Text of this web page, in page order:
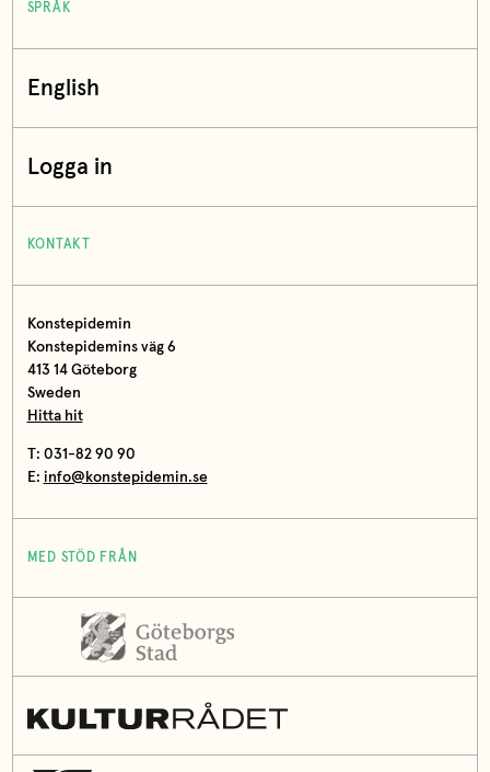
SPRÅK
English
Logga in
KONTAKT
Konstepidemin
Konstepidemins väg 6
413 14 Göteborg
Sweden
Hitta hit
T: 031-82 90 90
E: info@konstepidemin.se
MED STÖD FRÅN